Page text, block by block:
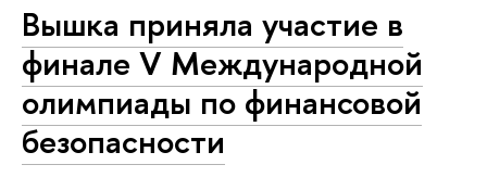
Вышка приняла участие в
финале V Международной
олимпиады по финансовой
безопасности